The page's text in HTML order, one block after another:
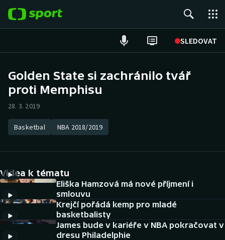
SLEDOVAT
Hokej
Atletika
DALŠÍ SPORTY
Americký fotbal
Baseball a softbal
NEPŘEHLÉDNĚTE
Golden State si zachránilo tvář
proti Memphisu
28. 3. 2019
Basketbal NBA 2018/2019
Videa k tématu
Eliška Hamzová má nové příjmení i
smlouvu
Krejčí pořádá kemp pro mladé
basketbalisty
James bude v kariéře v NBA pokračovat v
dresu Philadelphie